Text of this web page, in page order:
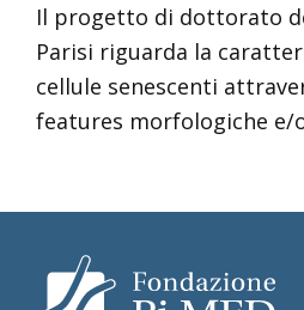
Il progetto di dottorato
Parisi riguarda la
cellule senescenti
features morfologiche